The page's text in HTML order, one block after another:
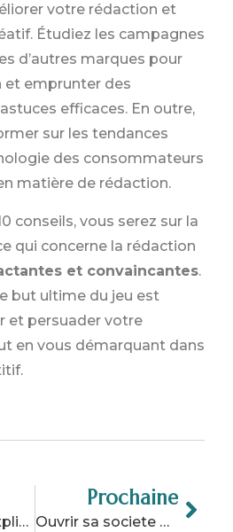
votre rédaction et
Étudiez les campagnes
d’autres marques pour
et emprunter des
efficaces. En outre,
sur les tendances
des consommateurs
matière de rédaction.
conseils, vous serez sur la
qui concerne la rédaction
et convaincantes.
but ultime du jeu est
et persuader votre
en vous démarquant dans
Le copyright explique : tout ce que vous devez savoir
Prochaine
Ouvrir sa societe offshore : les atouts et les demarches a suivre